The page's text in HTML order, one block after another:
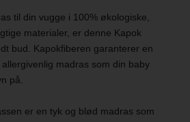
til din vugge i 100% økologiske,
materialer, er denne Kapok
bud. Kapokfiberen garanterer en
madras som din baby
på.
er en tyk og blød madras som